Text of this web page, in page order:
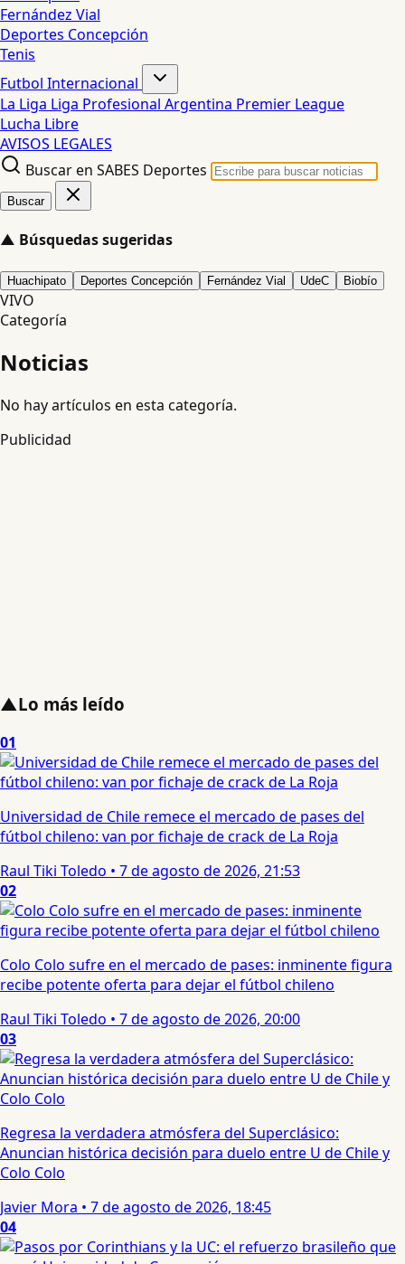
Fernández Vial
Deportes Concepción
Tenis
Futbol Internacional
La Liga Liga Profesional Argentina Premier League
Lucha Libre
AVISOS LEGALES
Buscar en SABES Deportes
Buscar
▲ Búsquedas sugeridas
Huachipato Deportes Concepción Fernández Vial UdeC Biobío
VIVO
Categoría
Noticias
No hay artículos en esta categoría.
Publicidad
▲Lo más leído
01
Universidad de Chile remece el mercado de pases del
fútbol chileno: van por fichaje de crack de La Roja
Raul Tiki Toledo • 7 de agosto de 2026, 21:53
02
Colo Colo sufre en el mercado de pases: inminente figura
recibe potente oferta para dejar el fútbol chileno
Raul Tiki Toledo • 7 de agosto de 2026, 20:00
03
Regresa la verdadera atmósfera del Superclásico:
Anuncian histórica decisión para duelo entre U de Chile y
Colo Colo
Javier Mora • 7 de agosto de 2026, 18:45
04